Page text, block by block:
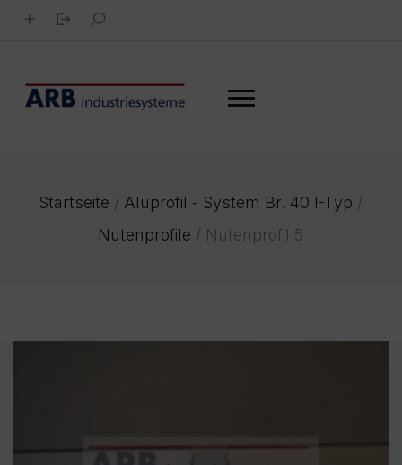
Startseite / Aluprofil - System Br. 40 I-Typ /
Nutenprofile / Nutenprofil 5